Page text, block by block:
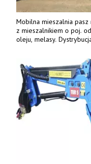
Mobilna mieszalnia pasz
z mieszalnikiem o poj.
oleju, melasy.